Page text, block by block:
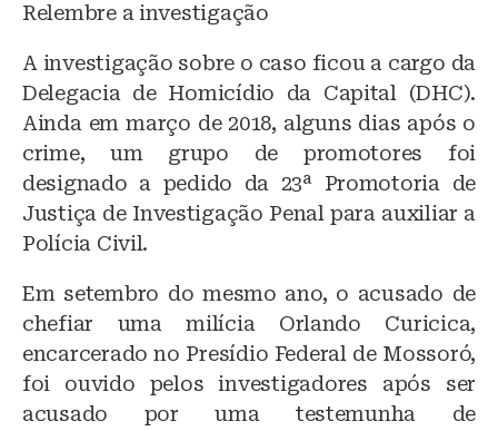
Relembre a investigação
A investigação sobre o caso ficou a cargo da
Delegacia de Homicídio da Capital (DHC).
Ainda em março de 2018, alguns dias após o
crime, um grupo de promotores foi
designado a pedido da 23ª Promotoria de
Justiça de Investigação Penal para auxiliar a
Polícia Civil.
Em setembro do mesmo ano, o acusado de
chefiar uma milícia Orlando Curicica,
encarcerado no Presídio Federal de Mossoró,
foi ouvido pelos investigadores após ser
acusado por uma testemunha de